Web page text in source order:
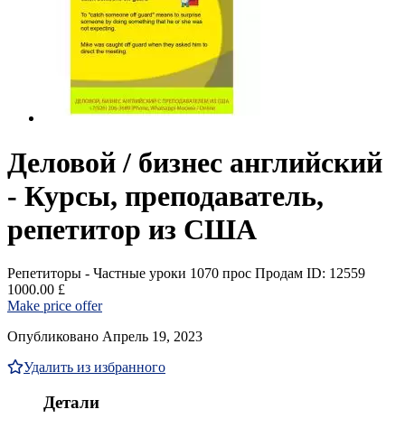
Деловой / бизнес английский
- Курсы, преподаватель,
репетитор из США
Репетиторы - Частные уроки 1070 прос Продам ID: 12559
1000.00 £
Make price offer
Опубликовано Апрель 19, 2023
Удалить из избранного
Детали